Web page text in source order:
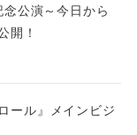
念公演～今日から
開！
ール』メインビジ